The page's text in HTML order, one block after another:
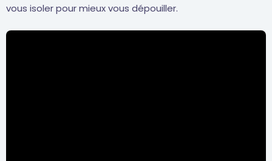
vous isoler pour mieux vous dépouiller.